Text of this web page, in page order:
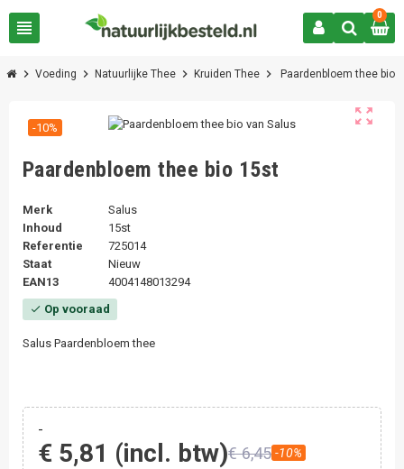
view_headline
0
chevron_right Voeding chevron_right Natuurlijke Thee chevron_right Kruiden Thee chevron_right Paardenbloem thee bio
zoom_out_map
-10%
Paardenbloem thee bio 15st
Merk
Salus
Inhoud
15st
Referentie
725014
Staat
Nieuw
EAN13
4004148013294
check Op vooraad
Salus Paardenbloem thee
-
€ 5,81 (incl. btw)€ 6,45 -10%